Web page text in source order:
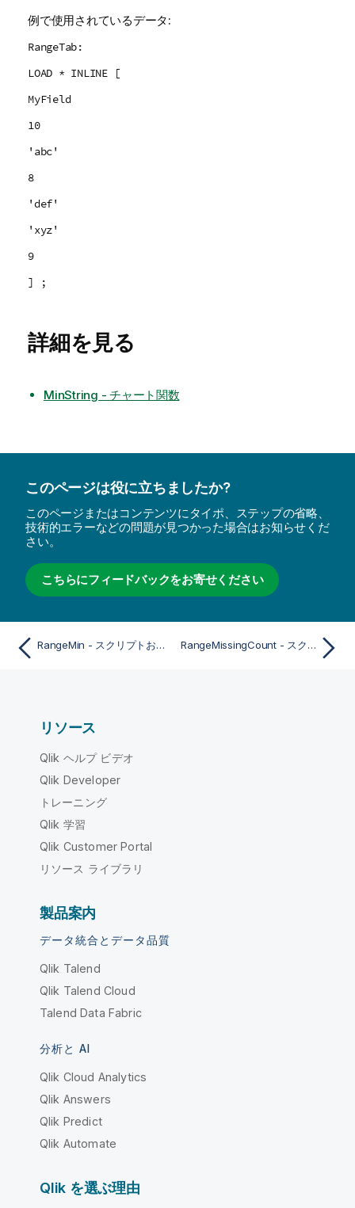
例で使用されているデータ:
RangeTab:
LOAD * INLINE [
MyField
10
'abc'
8
'def'
'xyz'
9
] ;
詳細を見る
MinString - チャート関数
このページは役に立ちましたか?
このページまたはコンテンツにタイポ、ステップの省略、
技術的エラーなどの問題が見つかった場合はお知らせくだ
さい。
こちらにフィードバックをお寄せください
RangeMin - スクリプトおよびチャート関数 RangeMissingCount - スクリプトおよびチャート関数
リソース
Qlik ヘルプ ビデオ
Qlik Developer
トレーニング
Qlik 学習
Qlik Customer Portal
リソース ライブラリ
製品案内
データ統合とデータ品質
Qlik Talend
Qlik Talend Cloud
Talend Data Fabric
分析と AI
Qlik Cloud Analytics
Qlik Answers
Qlik Predict
Qlik Automate
Qlik を選ぶ理由